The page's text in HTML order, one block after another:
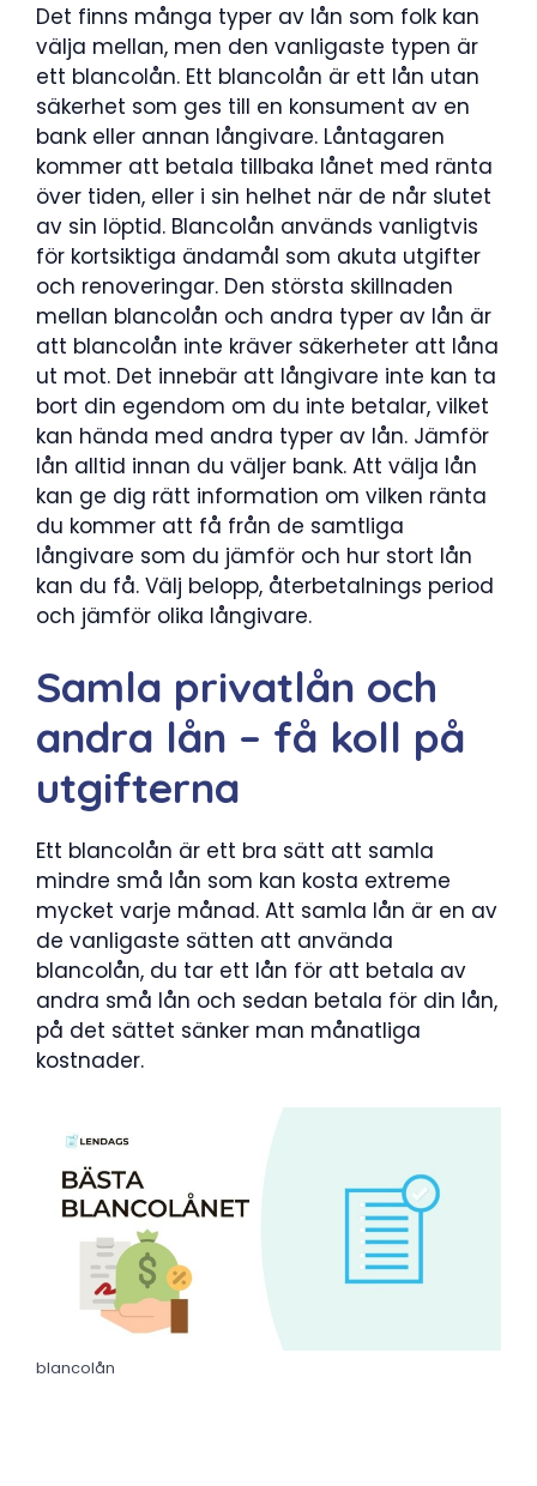
Det finns många typer av lån som folk kan
välja mellan, men den vanligaste typen är
ett blancolån. Ett blancolån är ett lån utan
säkerhet som ges till en konsument av en
bank eller annan långivare. Låntagaren
kommer att betala tillbaka lånet med ränta
över tiden, eller i sin helhet när de når slutet
av sin löptid. Blancolån används vanligtvis
för kortsiktiga ändamål som akuta utgifter
och renoveringar. Den största skillnaden
mellan blancolån och andra typer av lån är
att blancolån inte kräver säkerheter att låna
ut mot. Det innebär att långivare inte kan ta
bort din egendom om du inte betalar, vilket
kan hända med andra typer av lån. Jämför
lån alltid innan du väljer bank. Att välja lån
kan ge dig rätt information om vilken ränta
du kommer att få från de samtliga
långivare som du jämför och hur stort lån
kan du få. Välj belopp, återbetalnings period
och jämför olika långivare.
Samla privatlån och
andra lån – få koll på
utgifterna
Ett blancolån är ett bra sätt att samla
mindre små lån som kan kosta extreme
mycket varje månad. Att samla lån är en av
de vanligaste sätten att använda
blancolån, du tar ett lån för att betala av
andra små lån och sedan betala för din lån,
på det sättet sänker man månatliga
kostnader.
blancolån